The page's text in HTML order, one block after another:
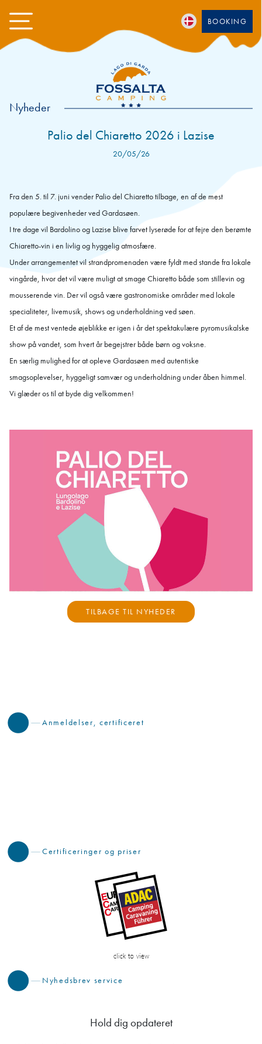
BOOKING
Nyheder
Palio del Chiaretto 2026 i Lazise
20/05/26
Fra den 5. til 7. juni vender Palio del Chiaretto tilbage, en af de mest
populære begivenheder ved Gardasøen.
I tre dage vil Bardolino og Lazise blive farvet lyserøde for at fejre den berømte
Chiaretto-vin i en livlig og hyggelig atmosfære.
Under arrangementet vil strandpromenaden være fyldt med stande fra lokale
vingårde, hvor det vil være muligt at smage Chiaretto både som stillevin og
mousserende vin. Der vil også være gastronomiske områder med lokale
specialiteter, livemusik, shows og underholdning ved søen.
Et af de mest ventede øjeblikke er igen i år det spektakulære pyromusikalske
show på vandet, som hvert år begejstrer både børn og voksne.
En særlig mulighed for at opleve Gardasøen med autentiske
smagsoplevelser, hyggeligt samvær og underholdning under åben himmel.
Vi glæder os til at byde dig velkommen!
TILBAGE TIL NYHEDER
Nyhedsbrev service
Hold dig opdateret
Anmeldelser, certificeret
Certificeringer og priser